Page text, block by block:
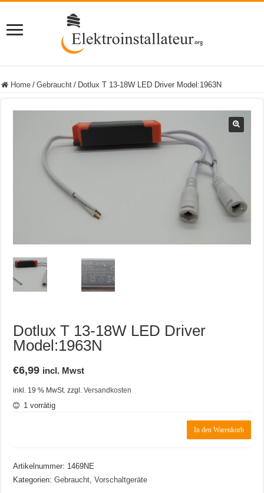
Home / Gebraucht / Dotlux T 13-18W LED Driver Model:1963N
Dotlux T 13-18W LED Driver
Model:1963N
€6,99 incl. Mwst
inkl. 19 % MwSt. zzgl.Versandkosten
1 vorrätig
LED
Driver
In den Warenkorb
Artikelnummer: 1469NE
Kategorien:Gebraucht,Vorschaltgeräte